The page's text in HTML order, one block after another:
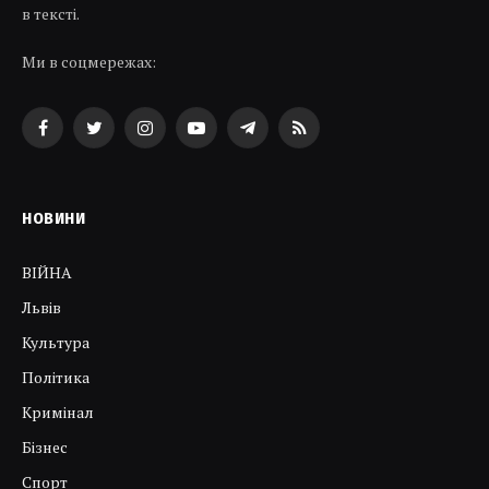
в тексті.
Ми в соцмережах:
FacebookTwitterInstagramYouTubeTelegramRSS
НОВИНИ
ВІЙНА
Львів
Культура
Політика
Кримінал
Бізнес
Спорт